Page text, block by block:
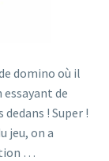
domino où il
essayant de
! Super !
jeu, on a
…